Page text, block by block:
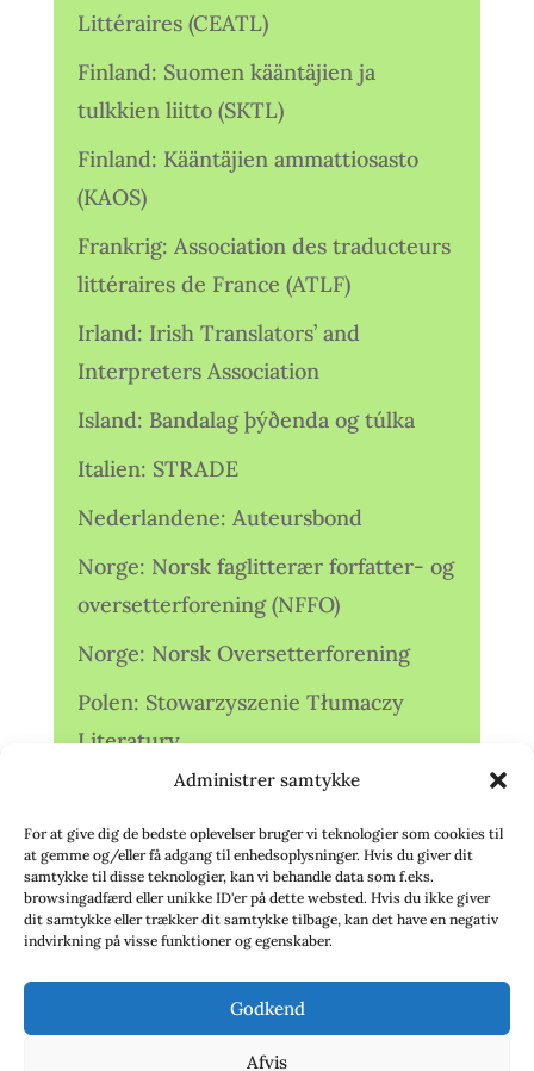
Administrer samtykke
For at give dig de bedste oplevelser bruger vi teknologier som cookies til
at gemme og/eller få adgang til enhedsoplysninger. Hvis du giver dit
samtykke til disse teknologier, kan vi behandle data som f.eks.
browsingadfærd eller unikke ID'er på dette websted. Hvis du ikke giver
dit samtykke eller trækker dit samtykke tilbage, kan det have en negativ
indvirkning på visse funktioner og egenskaber.
Godkend
Afvis
Littéraires (CEATL)
Finland: Suomen kääntäjien ja
tulkkien liitto (SKTL)
Finland: Kääntäjien ammattiosasto
(KAOS)
Frankrig: Association des traducteurs
littéraires de France (ATLF)
Irland: Irish Translators’ and
Interpreters Association
Island: Bandalag þýðenda og túlka
Italien: STRADE
Nederlandene: Auteursbond
Norge: Norsk faglitterær forfatter- og
oversetterforening (NFFO)
Norge: Norsk Oversetterforening
Polen: Stowarzyszenie Tłumaczy
Literatury
Storbritannien: Translators
Association (TA)
Sverige: Översättarsektionen (Ö.)
Sverige: Översättarcentrum (ÖC)
deutschsprachiger Übersetzer (VdÜ)